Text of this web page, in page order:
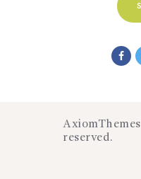
AxiomThemes
reserved.